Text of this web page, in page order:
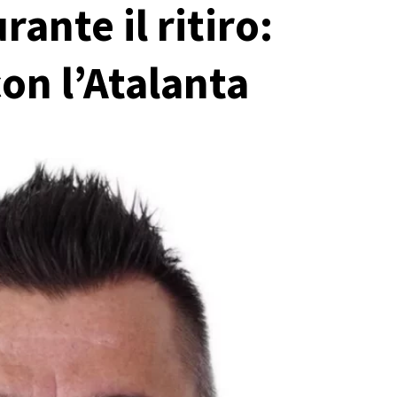
il ritiro:
l’Atalanta
sfida tra
Australia
Osti: “Strefezza è il colpo che
volevamo. Mercato in entrata chiuso”